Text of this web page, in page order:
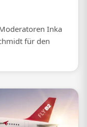
Inka
für den